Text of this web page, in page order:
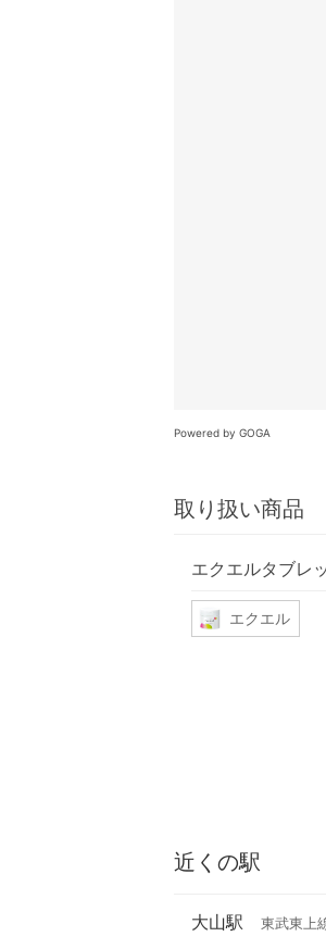
Powered by GOGA
取り扱い商品
エクエルタブレ
エクエル
近くの駅
大山駅 東武東上